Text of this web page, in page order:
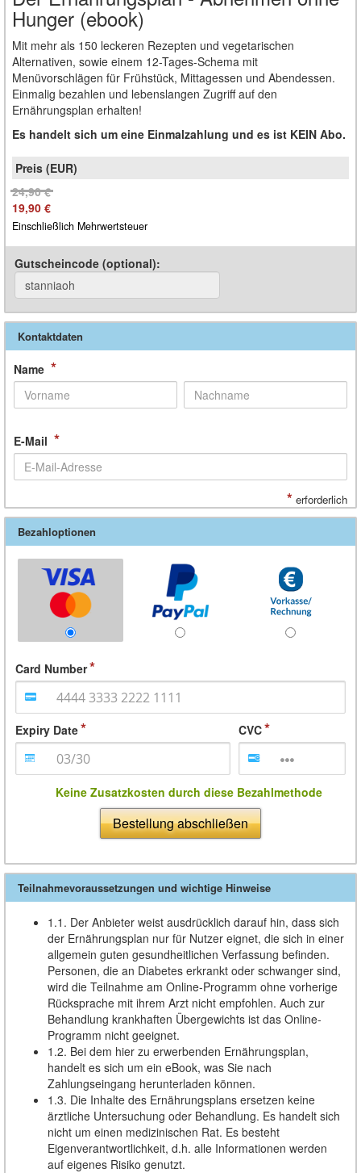
Hunger (ebook)
Mit mehr als 150 leckeren Rezepten und vegetarischen
Alternativen, sowie einem 12-Tages-Schema mit
Menüvorschlägen für Frühstück, Mittagessen und Abendessen.
Einmalig bezahlen und lebenslangen Zugriff auf den
Ernährungsplan erhalten!
Es handelt sich um eine Einmalzahlung und es ist KEIN Abo.
24,90 €
19,90 €
Einschließlich Mehrwertsteuer
Gutscheincode (optional):
Kontaktdaten
Name *
E-Mail *
* erforderlich
Bezahloptionen
Card Number
Expiry Date CVC
Keine Zusatzkosten durch diese Bezahlmethode
Bestellung abschließen
Teilnahmevoraussetzungen und wichtige Hinweise
1.1. Der Anbieter weist ausdrücklich darauf hin, dass sich
der Ernährungsplan nur für Nutzer eignet, die sich in einer
allgemein guten gesundheitlichen Verfassung befinden.
Personen, die an Diabetes erkrankt oder schwanger sind,
wird die Teilnahme am Online-Programm ohne vorherige
Rücksprache mit ihrem Arzt nicht empfohlen. Auch zur
Behandlung krankhaften Übergewichts ist das Online-
Programm nicht geeignet.
1.2. Bei dem hier zu erwerbenden Ernährungsplan,
handelt es sich um ein eBook, was Sie nach
Zahlungseingang herunterladen können.
1.3. Die Inhalte des Ernährungsplans ersetzen keine
ärztliche Untersuchung oder Behandlung. Es handelt sich
nicht um einen medizinischen Rat. Es besteht
Eigenverantwortlichkeit, d.h. alle Informationen werden
auf eigenes Risiko genutzt.